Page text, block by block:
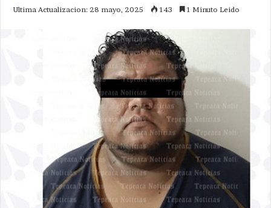
Ultima Actualizacion: 28 mayo, 2025 143 1 Minuto Leido